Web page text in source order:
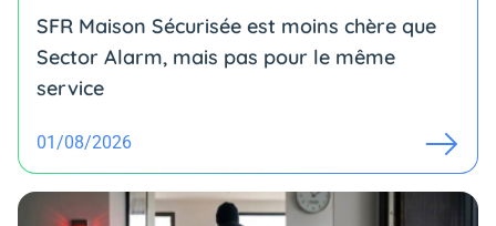
SFR Maison Sécurisée est moins chère que
Sector Alarm, mais pas pour le même
service
01/08/2026